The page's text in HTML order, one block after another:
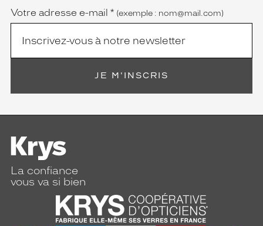
Votre adresse e-mail * (exemple : nom@mail.com)
JE M'INSCRIS
La confiance
vous va si bien